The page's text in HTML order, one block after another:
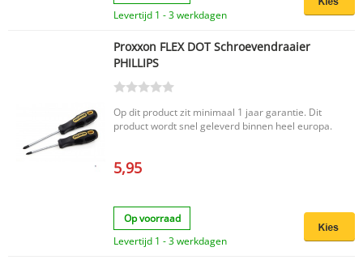
Levertijd 1 - 3 werkdagen
Proxxon FLEX DOT Schroevendraaier
PHILLIPS
Op dit product zit minimaal 1 jaar garantie. Dit
product wordt snel geleverd binnen heel europa.
5,95
Op voorraad
Levertijd 1 - 3 werkdagen